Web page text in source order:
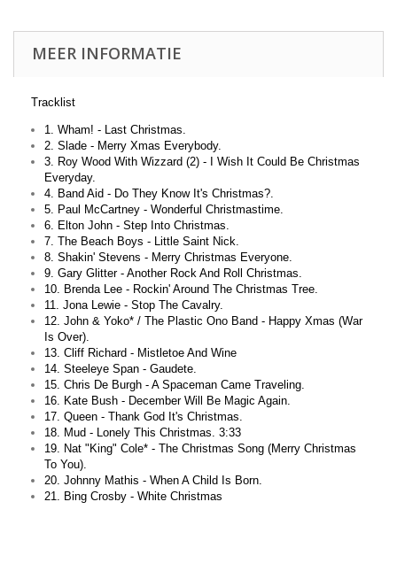
MEER INFORMATIE
Tracklist
1. Wham! - Last Christmas.
2. Slade - Merry Xmas Everybody.
3. Roy Wood With Wizzard (2) - I Wish It Could Be Christmas
Everyday.
4. Band Aid - Do They Know It's Christmas?.
5. Paul McCartney - Wonderful Christmastime.
6. Elton John - Step Into Christmas.
7. The Beach Boys - Little Saint Nick.
8. Shakin' Stevens - Merry Christmas Everyone.
9. Gary Glitter - Another Rock And Roll Christmas.
10. Brenda Lee - Rockin' Around The Christmas Tree.
11. Jona Lewie - Stop The Cavalry.
12. John & Yoko* / The Plastic Ono Band - Happy Xmas (War
Is Over).
13. Cliff Richard - Mistletoe And Wine
14. Steeleye Span - Gaudete.
15. Chris De Burgh - A Spaceman Came Traveling.
16. Kate Bush - December Will Be Magic Again.
17. Queen - Thank God It's Christmas.
18. Mud - Lonely This Christmas. 3:33
19. Nat "King" Cole* - The Christmas Song (Merry Christmas
To You).
20. Johnny Mathis - When A Child Is Born.
21. Bing Crosby - White Christmas